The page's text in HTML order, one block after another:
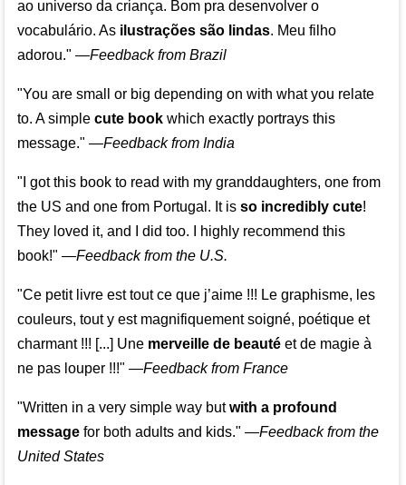
ao universo da criança. Bom pra desenvolver o
vocabulário. As ilustrações são lindas. Meu filho
adorou." —Feedback from Brazil
"You are small or big depending on with what you relate
to. A simple cute bookwhich exactly portrays this
message." —Feedback from India
"I got this book to read with my granddaughters, one from
the US and one from Portugal. It is so incredibly cute!
They loved it, and I did too. I highly recommend this
book!" —Feedback from the U.S.
"Ce petit livre est tout ce que j’aime !!! Le graphisme, les
couleurs, tout y est magnifiquement soigné, poétique et
charmant !!! [...] Une merveille de beautéet de magie à
ne pas louper !!!" —Feedback from France
"Written in a very simple way butwith a profound
messagefor both adults and kids." —Feedback from the
United States